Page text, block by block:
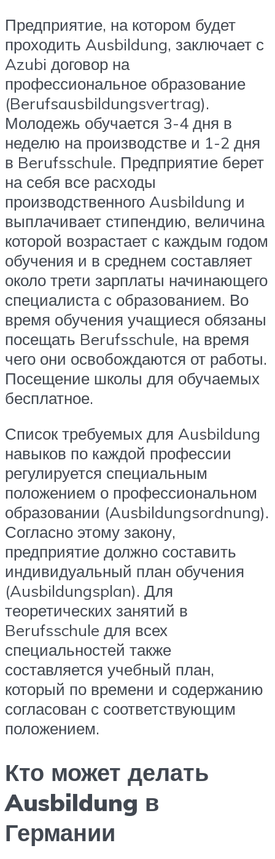
Предприятие, на котором будет
проходить Ausbildung, заключает с
Azubi договор на
профессиональное образование
(Berufsausbildungsvertrag).
Молодежь обучается 3-4 дня в
неделю на производстве и 1-2 дня
в Berufsschule. Предприятие берет
на себя все расходы
производственного Ausbildung и
выплачивает стипендию, величина
которой возрастает с каждым годом
обучения и в среднем составляет
около трети зарплаты начинающего
специалиста с образованием. Во
время обучения учащиеся обязаны
посещать Berufsschule, на время
чего они освобождаются от работы.
Посещение школы для обучаемых
бесплатное.
Список требуемых для Ausbildung
навыков по каждой профессии
регулируется специальным
положением о профессиональном
образовании (Ausbildungsordnung).
Согласно этому закону,
предприятие должно составить
индивидуальный план обучения
(Ausbildungsplan). Для
теоретических занятий в
Berufsschule для всех
специальностей также
составляется учебный план,
который по времени и содержанию
согласован с соответствующим
положением.
Кто может делать
Ausbildung в
Германии